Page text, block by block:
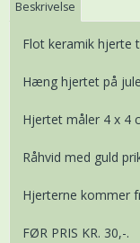
Beskrivelse
Flot keramik hjerte
Hæng hjertet på
Hjertet måler 4 x 4
Råhvid med guld
Hjerterne kommer
FØR PRIS KR. 30,-.